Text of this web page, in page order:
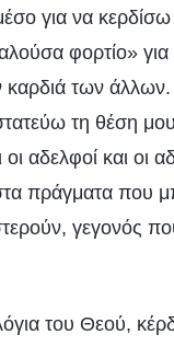
για να
φορτίο»
καρδιά των
τη θέση
αδελφοί και οι
πράγματα που
γεγονός
του Θεού,